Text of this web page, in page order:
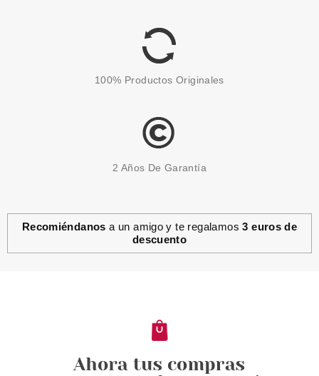
24.50€
SISLEY
48.85€
100% Productos Originales
2 Años De Garantía
Recomiéndanos a un amigo y te regalamos3 euros de
descuento